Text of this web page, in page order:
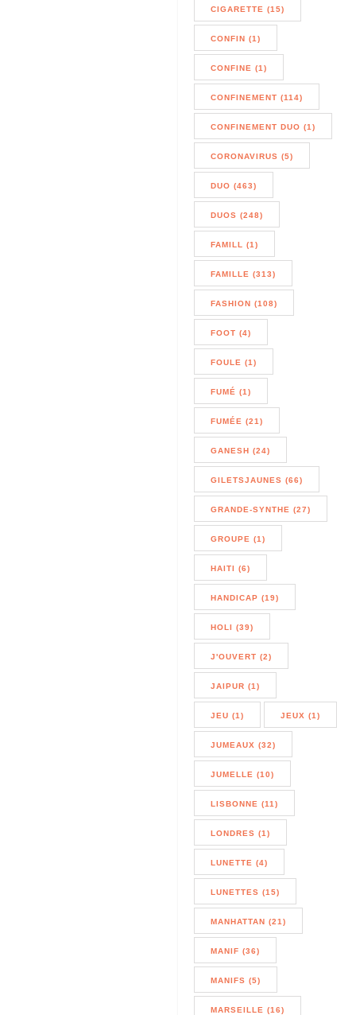
CIGARETTE (15)
CONFIN (1)
CONFINE (1)
CONFINEMENT (114)
CONFINEMENT DUO (1)
CORONAVIRUS (5)
DUO (463)
DUOS (248)
FAMILL (1)
FAMILLE (313)
FASHION (108)
FOOT (4)
FOULE (1)
FUMÉ (1)
FUMÉE (21)
GANESH (24)
GILETSJAUNES (66)
GRANDE-SYNTHE (27)
GROUPE (1)
HAITI (6)
HANDICAP (19)
HOLI (39)
J'OUVERT (2)
JAIPUR (1)
JEU (1) JEUX (1)
JUMEAUX (32)
JUMELLE (10)
LISBONNE (11)
LONDRES (1)
LUNETTE (4)
LUNETTES (15)
MANHATTAN (21)
MANIF (36)
MANIFS (5)
MARSEILLE (16)